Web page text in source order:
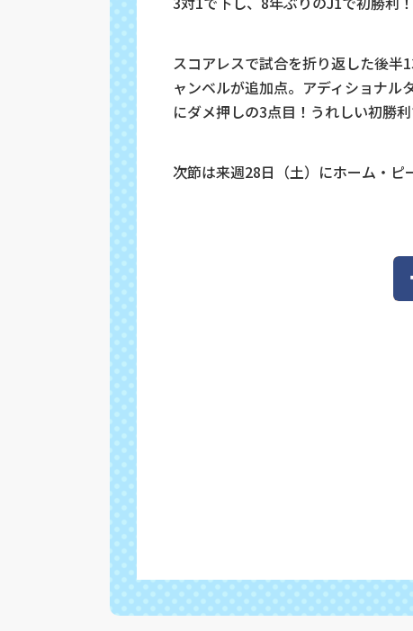
スコアレスで試合を折り返した後半
ャンベルが追加点。アディショナル
にダメ押しの3点目！うれしい初勝利
次節は来週28日（土）にホーム・ピ